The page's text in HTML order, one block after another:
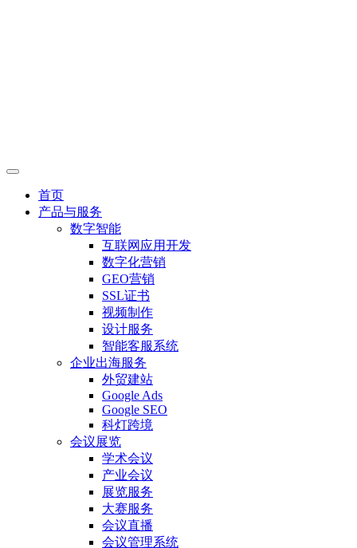
首页
产品与服务
数字智能
互联网应用开发
数字化营销
GEO营销
SSL证书
视频制作
设计服务
智能客服系统
企业出海服务
外贸建站
Google Ads
Google SEO
科灯跨境
会议展览
学术会议
产业会议
展览服务
大赛服务
会议直播
会议管理系统